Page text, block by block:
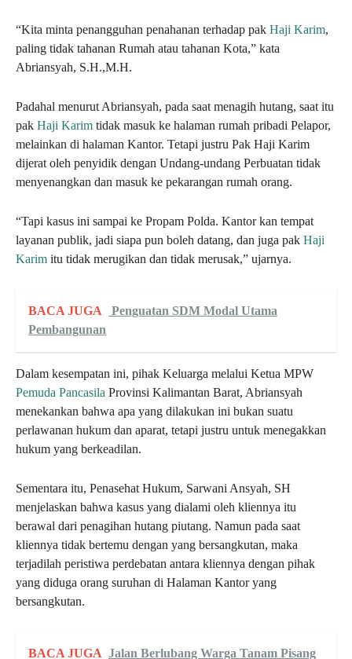
“Kita minta penangguhan penahanan terhadap pak Haji Karim,
paling tidak tahanan Rumah atau tahanan Kota,” kata
Abriansyah, S.H.,M.H.
Padahal menurut Abriansyah, pada saat menagih hutang, saat itu
pak Haji Karim tidak masuk ke halaman rumah pribadi Pelapor,
melainkan di halaman Kantor. Tetapi justru Pak Haji Karim
dijerat oleh penyidik dengan Undang-undang Perbuatan tidak
menyenangkan dan masuk ke pekarangan rumah orang.
“Tapi kasus ini sampai ke Propam Polda. Kantor kan tempat
layanan publik, jadi siapa pun boleh datang, dan juga pak Haji
Karim itu tidak merugikan dan tidak merusak,” ujarnya.
BACA JUGA
Penguatan SDM Modal Utama
Pembangunan
Dalam kesempatan ini, pihak Keluarga melalui Ketua MPW
Pemuda Pancasila Provinsi Kalimantan Barat, Abriansyah
menekankan bahwa apa yang dilakukan ini bukan suatu
perlawanan hukum dan aparat, tetapi justru untuk menegakkan
hukum yang berkeadilan.
Sementara itu, Penasehat Hukum, Sarwani Ansyah, SH
menjelaskan bahwa kasus yang dialami oleh kliennya itu
berawal dari penagihan hutang piutang. Namun pada saat
kliennya tidak bertemu dengan yang bersangkutan, maka
terjadilah peristiwa perdebatan antara kliennya dengan pihak
yang diduga orang suruhan di Halaman Kantor yang
bersangkutan.
BACA JUGA Jalan Berlubang Warga Tanam Pisang